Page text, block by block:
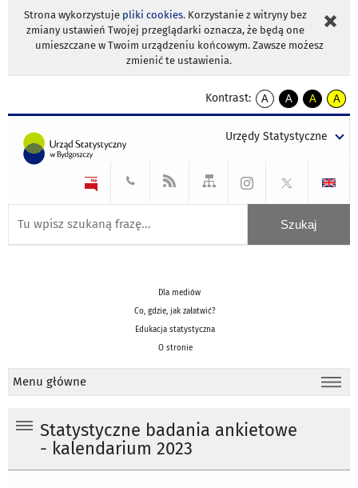
Strona wykorzystuje pliki cookies. Korzystanie z witryny bez
zmiany ustawień Twojej przeglądarki oznacza, że będą one
umieszczane w Twoim urządzeniu końcowym. Zawsze możesz
zmienić te ustawienia.
Kontrast:
A
kontrast
A
kontrast
tekst
czarnym
A
kontrast
tekst
czarnym
A
tekst
żółtym
Urzędy Statystyczne
Dla mediów
Co, gdzie, jak załatwić?
Edukacja statystyczna
O stronie
Menu główne
Statystyczne badania ankietowe
- kalendarium 2023